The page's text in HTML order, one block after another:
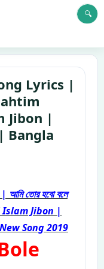
🔍
Lyrics |
Jibon |
Bangla
তোর হবো বলে
Islam Jibon |
Song 2019